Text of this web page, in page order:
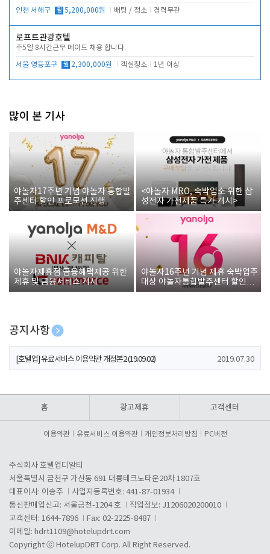
인천 서해구 월 5,200,000원 배팅 / 청소 경력무관
로프트관광호텔
주5일 8시간근무 메이드 채용 합니다.
서울 영등포구 월 2,300,000원 객실청소 1년 이상
많이 본 기사
야놀자17주년 기념 야놀자 통합발
주센터 할인 프로모션 진행
<야놀자 MRO, 숙박업소 위한 삼
성전자 가전제품 특가 개시>
야놀자제휴점 금융혜택제공 위한
제휴 및 금융서비스 게시
야놀자16주년 기념 제휴 숙박업주
대상 야놀자통합발주센터 할인쿠
폰 증정
공지사항
[호텔업] 개인정보 처리방침 개정본1 (19.09.02)
[호텔업] 유료서비스 이용약관 개정본2 (19.09.02) 2019.07.30
홈 광고제휴 고객센터
이용약관 유료서비스 이용약관 개인정보처리방침 PC버전
주식회사 호텔업디알티
서울특별시 금천구 가산동 691 대륭테크노타운20차 1807호
대표이사: 이송주
사업자등록번호: 441-87-01934
통신판매업신고: 서울금천-1204 호
직업정보: J1206020200010
고객센터: 1644-7896
Fax: 02-2225-8487
이메일: hdrt1109@hotelupdrt.com
Copyright ⓒ HotelupDRT Corp. All Right Reserved.